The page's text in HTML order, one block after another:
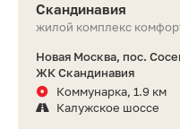
Скандинавия
жилой комплекс
Новая Москва, пос.
ЖК Скандинавия
Коммунарка, 1.9 км
Калужское шоссе